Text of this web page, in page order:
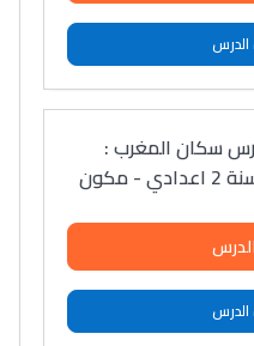
سكان المغرب :
دراسة ديموغرافية للسنة 2 اعدادي - مكون